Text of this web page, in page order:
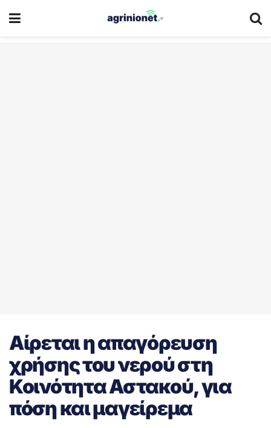
Αίρεται η απαγόρευση
χρήσης του νερού στη
Κοινότητα Αστακού, για
πόση και μαγείρεμα